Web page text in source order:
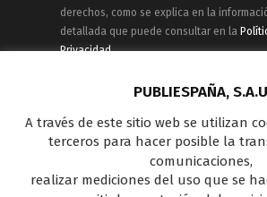
derechos, como se explica en la
detallada que puede consultar en la
Privacidad
Publiespaña es empresa de
canales en abierto: Telecinco, Cuatro,
Boing, Divinity , Energy y Be Mad, así
oferta en el panorama de medios y
experiencia en la comercialización
PUBLIESPAÑA, S.A.U
A través de este sitio web se utilizan
terceros para hacer posible la
comunicaciones,
realizar mediciones del uso que se